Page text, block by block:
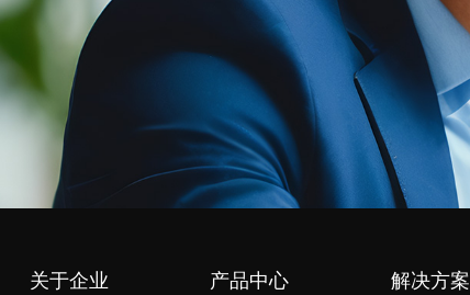
关于企业 产品中心 解决方案